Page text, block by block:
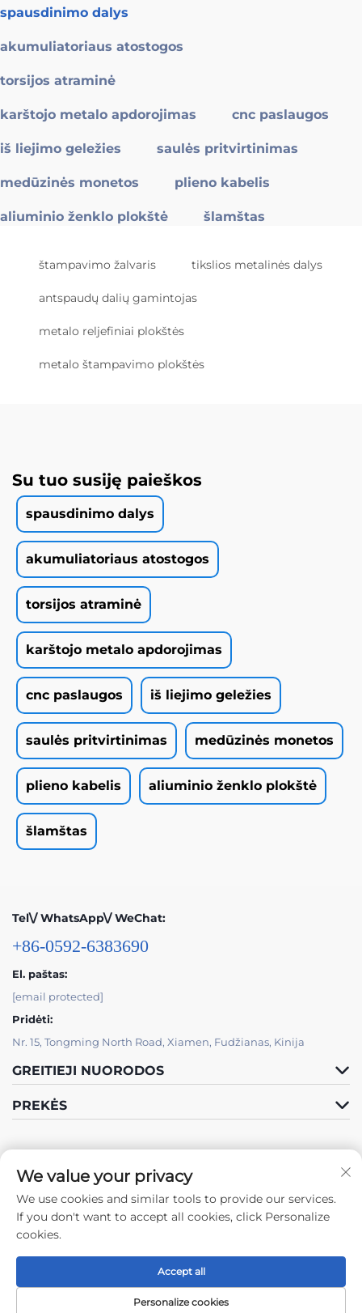
spausdinimo dalys
akumuliatoriaus atostogos
torsijos atraminė
karštojo metalo apdorojimas cnc paslaugos
iš liejimo geležies saulės pritvirtinimas
medūzinės monetos plieno kabelis
aliuminio ženklo plokštė šlamštas
štampavimo žalvaris tikslios metalinės dalys
antspaudų dalių gamintojas
metalo reljefiniai plokštės
metalo štampavimo plokštės
Su tuo susiję paieškos
spausdinimo dalys
akumuliatoriaus atostogos
torsijos atraminė
karštojo metalo apdorojimas
cnc paslaugos iš liejimo geležies
saulės pritvirtinimas medūzinės monetos
plieno kabelis aliuminio ženklo plokštė
šlamštas
Tel\/ WhatsApp\/ WeChat:
+86-0592-6383690
El. paštas:
[email protected]
Pridėti:
Nr. 15, Tongming North Road, Xiamen, Fudžianas, Kinija
GREITIEJI NUORODOS
PREKĖS
Sekite mus
Autorių teisės © 2024 Xiamen Tongchengjianhui Industry & Trade Co.,
Ltd. -Privatumo politika
We value your privacy
We use cookies and similar tools to provide our services.
If you don't want to accept all cookies, click Personalize
cookies.
Personalize cookies
Accept all